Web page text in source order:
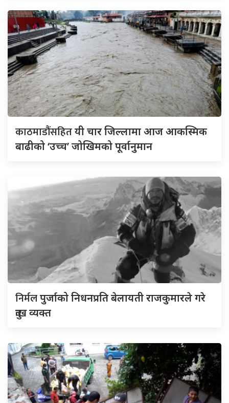
काठमाडौंसहितयी चार जिल्लामा आज आकस्मिक
बाढीको ‘उच्च’ जोखिमको पूर्वानुमान
निर्मलपुर्जाको निधनप्रति बेलायती राजकुमारले गरे
दुःख व्यक्त